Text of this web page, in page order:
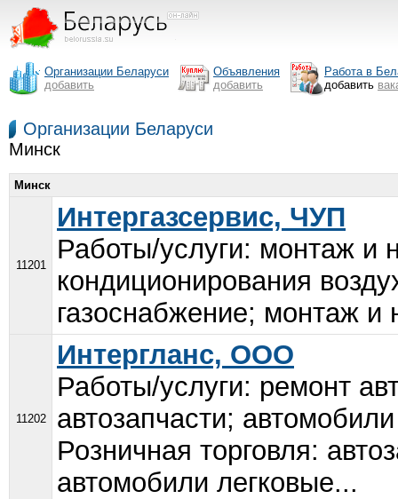
Организации Беларуси
добавить
Объявления
добавить
Работа в
добавить
Организации Беларуси
Минск
Минск
11201
Интергазсервис, ЧУП
Работы/услуги: монтаж и
кондиционирования
газоснабжение; монтаж и
11202
Интергланс, ООО
Работы/услуги: ремонт
автозапчасти;
Розничная торговля:
автомобили легковые...